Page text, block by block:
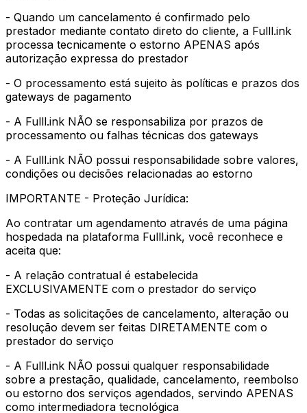
- Quando um cancelamento é confirmado pelo
prestador mediante contato direto do cliente, a Fulll.ink
processa tecnicamente o estorno APENAS após
autorização expressa do prestador
- O processamento está sujeito às políticas e prazos dos
gateways de pagamento
- A Fulll.ink NÃO se responsabiliza por prazos de
processamento ou falhas técnicas dos gateways
- A Fulll.ink NÃO possui responsabilidade sobre valores,
condições ou decisões relacionadas ao estorno
IMPORTANTE - Proteção Jurídica:
Ao contratar um agendamento através de uma página
hospedada na plataforma Fulll.ink, você reconhece e
aceita que:
- A relação contratual é estabelecida
EXCLUSIVAMENTE com o prestador do serviço
- Todas as solicitações de cancelamento, alteração ou
resolução devem ser feitas DIRETAMENTE com o
prestador do serviço
- A Fulll.ink NÃO possui qualquer responsabilidade
sobre a prestação, qualidade, cancelamento, reembolso
ou estorno dos serviços agendados, servindo APENAS
como intermediadora tecnológica